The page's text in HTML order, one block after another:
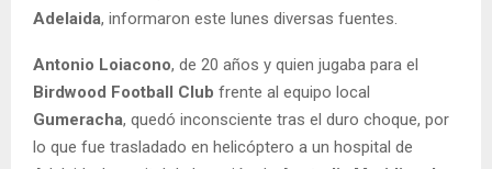
Adelaida, informaron este lunes diversas fuentes.
Antonio Loiacono, de 20 años y quien jugaba para el
Birdwood Football Club frente al equipo local
Gumeracha, quedó inconsciente tras el duro choque, por
lo que fue trasladado en helicóptero a un hospital de